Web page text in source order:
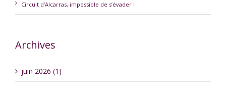
Circuit d’Alcarras, impossible de s’évader !
Archives
juin 2026 (1)